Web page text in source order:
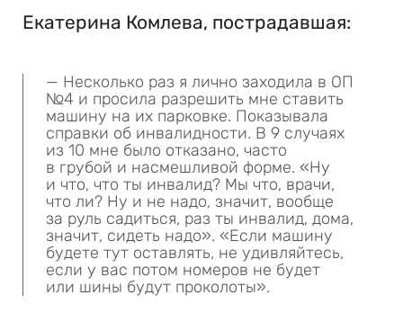
Екатерина Комлева, пострадавшая:
— Несколько раз я лично заходила в ОП
№4 и просила разрешить мне ставить
машину на их парковке. Показывала
справки об инвалидности. В 9 случаях
из 10 мне было отказано, часто
в грубой и насмешливой форме. «Ну
и что, что ты инвалид? Мы что, врачи,
что ли? Ну и не надо, значит, вообще
за руль садиться, раз ты инвалид, дома,
значит, сидеть надо». «Если машину
будете тут оставлять, не удивляйтесь,
если у вас потом номеров не будет
или шины будут проколоты».